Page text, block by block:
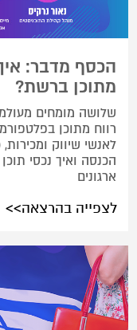
הכסף מדבר:
מתוכן ברשת?
שלושה מומחים
לאנשי שיווק
הכנסה ואיך נכסי
ארגונים
לצפייה בהרצאה>>